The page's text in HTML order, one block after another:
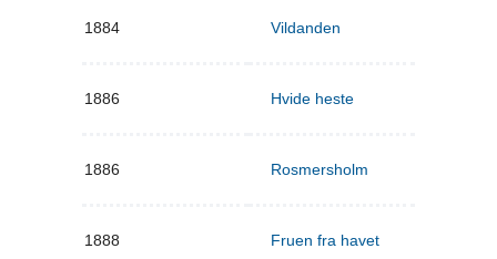
1884 Vildanden
1886 Hvide heste
1886 Rosmersholm
1888 Fruen fra havet